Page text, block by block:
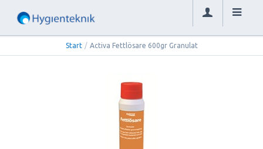
Start / Activa Fettlösare 600gr Granulat